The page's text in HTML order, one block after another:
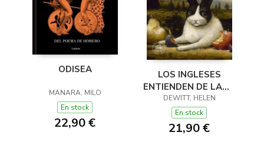
ODISEA
MANARA, MILO
En stock
22,90 €
LOS INGLESES
ENTIENDEN DE LANA
(Y OTROS TRUCOS)
DEWITT, HELEN
En stock
21,90 €